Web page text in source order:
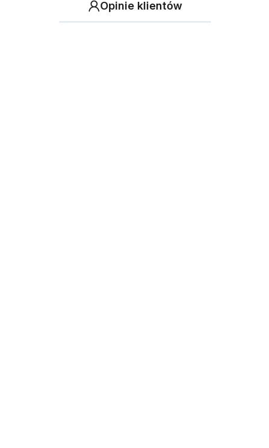
Opinie klientów